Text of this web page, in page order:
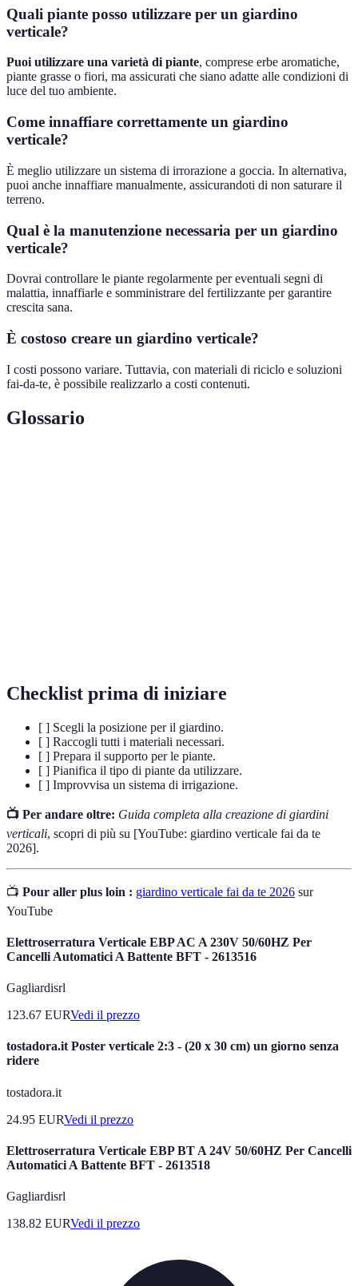
Quali piante posso utilizzare per un giardino
verticale?
Puoi utilizzare una varietà di piante, comprese erbe aromatiche,
piante grasse o fiori, ma assicurati che siano adatte alle condizioni di
luce del tuo ambiente.
Come innaffiare correttamente un giardino
verticale?
È meglio utilizzare un sistema di irrorazione a goccia. In alternativa,
puoi anche innaffiare manualmente, assicurandoti di non saturare il
terreno.
Qual è la manutenzione necessaria per un giardino
verticale?
Dovrai controllare le piante regolarmente per eventuali segni di
malattia, innaffiarle e somministrare del fertilizzante per garantire
crescita sana.
È costoso creare un giardino verticale?
I costi possono variare. Tuttavia, con materiali di riciclo e soluzioni
fai-da-te, è possibile realizzarlo a costi contenuti.
Glossario
Checklist prima di iniziare
[ ] Scegli la posizione per il giardino.
[ ] Raccogli tutti i materiali necessari.
[ ] Prepara il supporto per le piante.
[ ] Pianifica il tipo di piante da utilizzare.
[ ] Improvvisa un sistema di irrigazione.
📺 Per andare oltre: Guida completa alla creazione di giardini
verticali, scopri di più su [YouTube: giardino verticale fai da te
2026].
📺 Pour aller plus loin : giardino verticale fai da te 2026 sur
YouTube
Elettroserratura Verticale EBP AC A 230V 50/60HZ Per
Cancelli Automatici A Battente BFT - 2613516
Gagliardisrl
123.67 EURVedi il prezzo
tostadora.it Poster verticale 2:3 - (20 x 30 cm) un giorno senza
ridere
tostadora.it
24.95 EURVedi il prezzo
Elettroserratura Verticale EBP BT A 24V 50/60HZ Per Cancelli
Automatici A Battente BFT - 2613518
Gagliardisrl
138.82 EURVedi il prezzo